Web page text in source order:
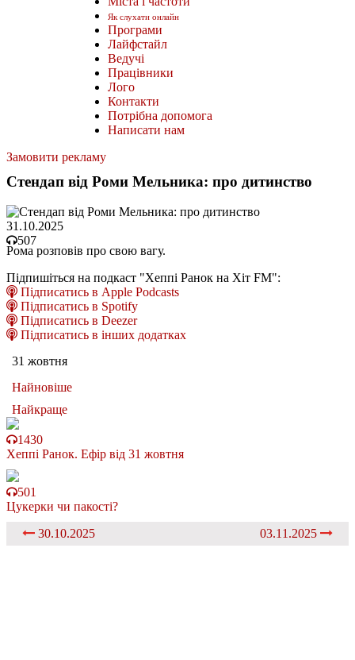
Як слухати онлайн
Програми
Лайфстайл
Ведучі
Працівники
Лого
Контакти
Потрібна допомога
Написати нам
Замовити рекламу
Стендап від Роми Мельника: про дитинство
31.10.2025
507
Рома розповів про свою вагу.
Підпишіться на подкаст "Хеппі Ранок на Хіт FM":
Підписатись в Apple Podcasts
Підписатись в Spotify
Підписатись в Deezer
Підписатись в інших додатках
31 жовтня
Найновіше
Найкраще
1430
Хеппі Ранок. Ефір від 31 жовтня
501
Цукерки чи пакості?
30.10.2025
03.11.2025